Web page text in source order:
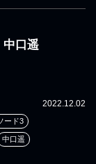
口遥
2022.12.02
ード3
中口遥